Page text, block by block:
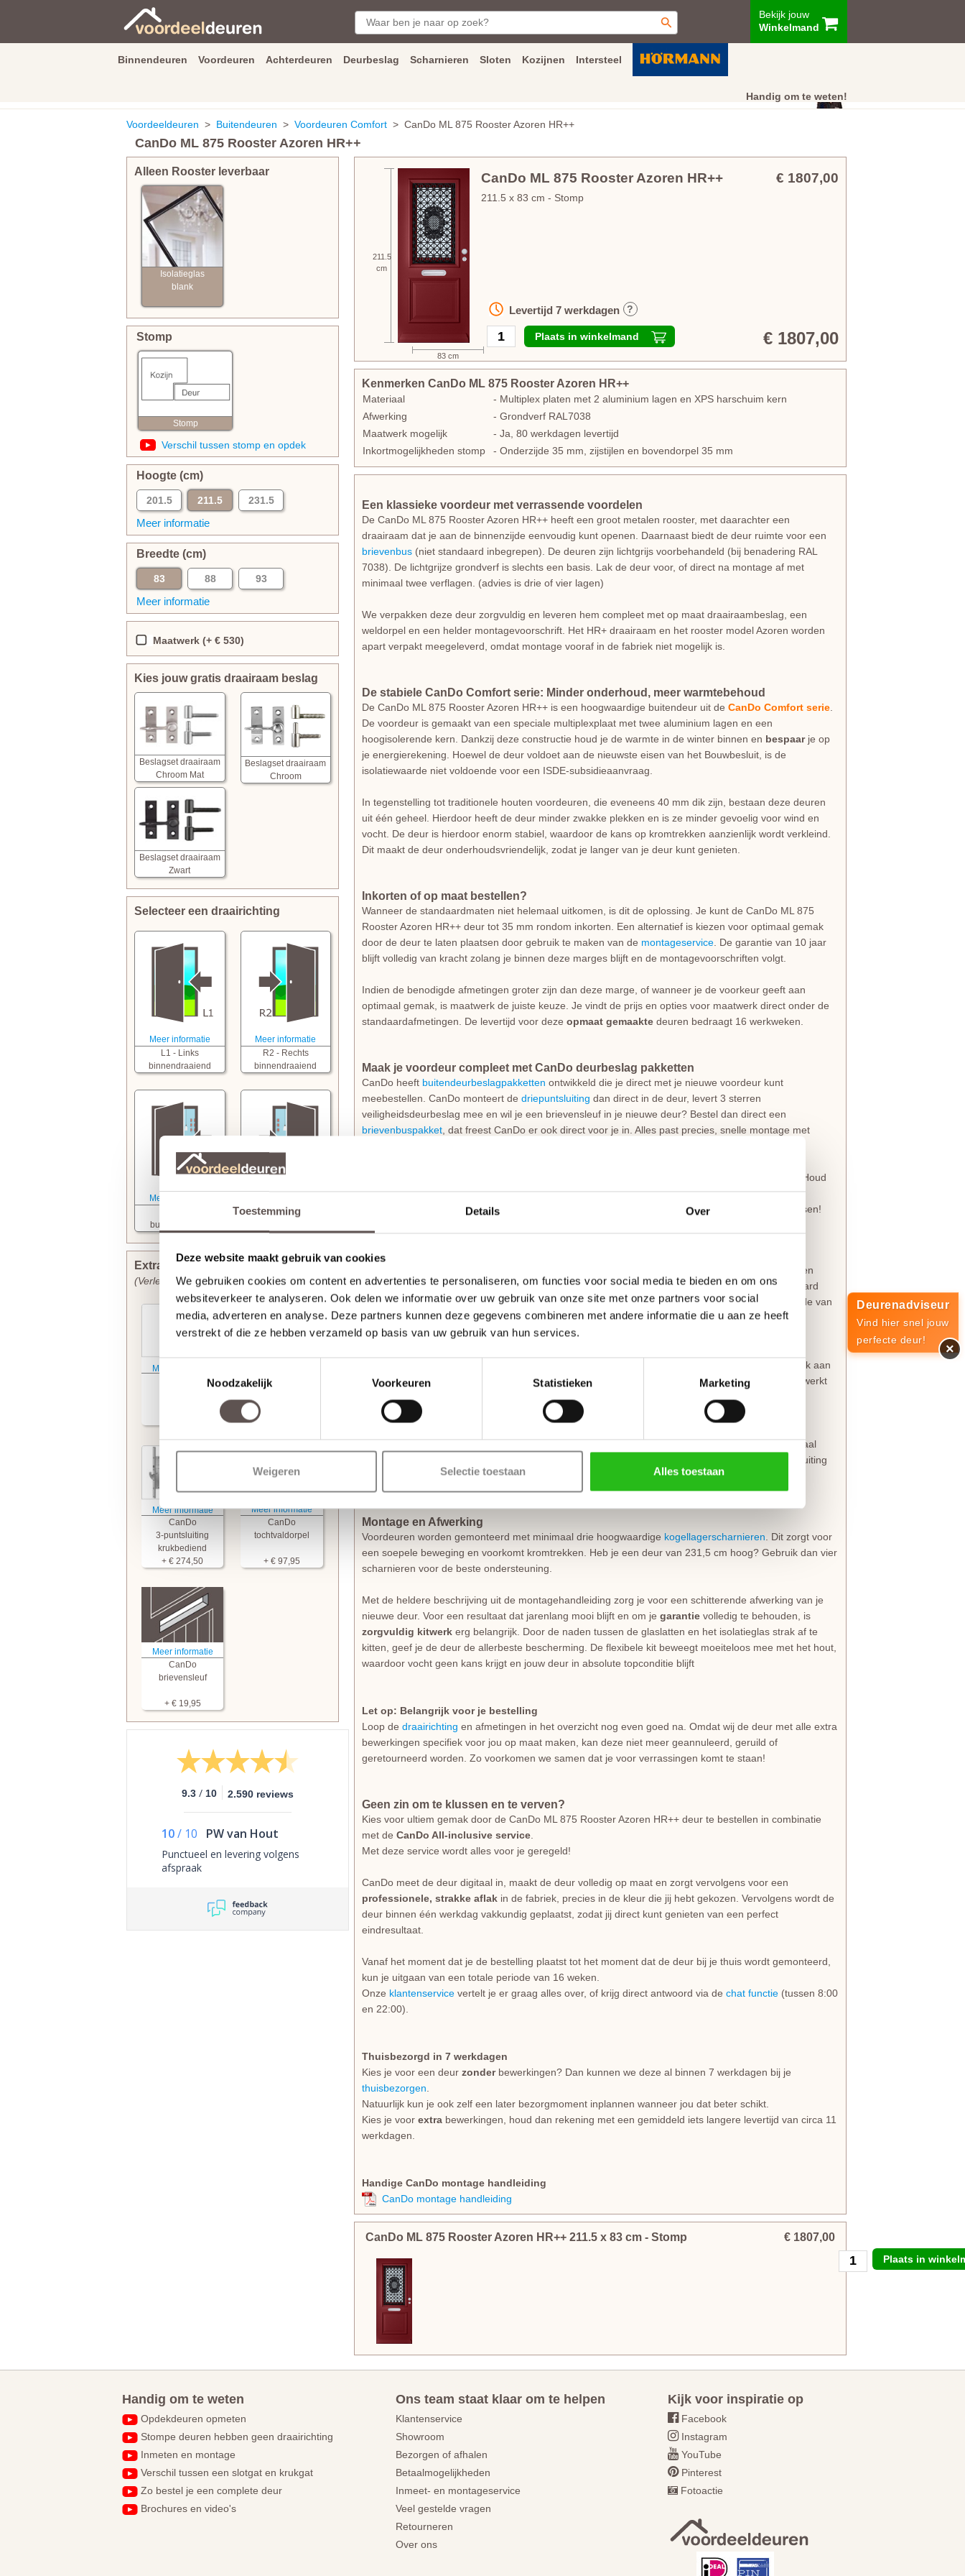
Toestemming Details Over
Deze website maakt gebruik van cookies
We gebruiken cookies om content en advertenties te personaliseren, om functies voor social media te bieden en om ons
websiteverkeer te analyseren. Ook delen we informatie over uw gebruik van onze site met onze partners voor social
media, adverteren en analyse. Deze partners kunnen deze gegevens combineren met andere informatie die u aan ze heeft
verstrekt of die ze hebben verzameld op basis van uw gebruik van hun services.
Noodzakelijk
Voorkeuren Statistieken Marketing
Weigeren Selectie toestaan Alles toestaan
Bekijk jouw
Winkelmand
Binnendeuren Voordeuren Achterdeuren Deurbeslag Scharnieren Sloten Kozijnen Intersteel
Handig om te weten!
Klantenservice
Voordeeldeuren > Buitendeuren > Voordeuren Comfort > CanDo ML 875 Rooster Azoren HR++
CanDo ML 875 Rooster Azoren HR++
Alleen Rooster leverbaar
Isolatieglas
blank
Stomp
Stomp
Verschil tussen stomp en opdek
Hoogte (cm)
201.5 211.5
231.5
Meer informatie
Breedte (cm)
83 88
93
Meer informatie
Maatwerk (+ € 530)
Kies jouw gratis draairaam beslag
Beslagset draairaam
Chroom Mat
Beslagset draairaam
Chroom
Beslagset draairaam
Zwart
Selecteer een draairichting
Meer informatie
L1 - Links
binnendraaiend
Meer informatie
R2 - Rechts
binnendraaiend
Meer informatie
buitendraaiend
R4 - Rechts
Extra bewerkingen toevoegen
(Verlengt de levertijd met 3 werkdagen)
Meer informatie
CanDo
sleutelbediend
Meer informatie
CanDo
3-puntsluiting
krukbediend
+ € 274,50
Meer informatie
CanDo
tochtvaldorpel
+ € 97,95
Meer informatie
CanDo
brievensleuf
+ € 19,95
9.3 / 10 2.590 reviews
10/ 10 PW van Hout
Punctueel en levering volgens
afspraak
211.5
cm
CanDo ML 875 Rooster Azoren HR++ € 1807,00
211.5 x 83 cm - Stomp
Plaats in winkelmand
Levertijd 7werkdagen ?
€ 1807,00
83 cm
Kenmerken CanDo ML 875 Rooster Azoren HR++
Materiaal
- Multiplex platen met 2 aluminium lagen en XPS harschuim kern
Afwerking
- Grondverf RAL7038
Maatwerk mogelijk
- Ja, 80 werkdagen levertijd
Inkortmogelijkheden stomp
- Onderzijde 35 mm, zijstijlen en bovendorpel 35 mm
Een klassieke voordeur met verrassende voordelen
De CanDo ML 875 Rooster Azoren HR++ heeft een groot metalen rooster, met daarachter een
draairaam dat je aan de binnenzijde eenvoudig kunt openen. Daarnaast biedt de deur ruimte voor een
brievenbus (niet standaard inbegrepen). De deuren zijn lichtgrijs voorbehandeld (bij benadering RAL
7038). De lichtgrijze grondverf is slechts een basis. Lak de deur voor, of direct na montage af met
minimaal twee verflagen. (advies is drie of vier lagen)
We verpakken deze deur zorgvuldig en leveren hem compleet met op maat draairaambeslag, een
weldorpel en een helder montagevoorschrift. Het HR+ draairaam en het rooster model Azoren worden
apart verpakt meegeleverd, omdat montage vooraf in de fabriek niet mogelijk is.
De stabiele CanDo Comfort serie: Minder onderhoud, meer warmtebehoud
De CanDo ML 875 Rooster Azoren HR++ is een hoogwaardige buitendeur uit de CanDo Comfort serie
De voordeur is gemaakt van een speciale multiplexplaat met twee aluminium lagen en een
hoogisolerende kern. Dankzij deze constructie houd je de warmte in de winter binnen en bespaarje op
je energierekening. Hoewel de deur voldoet aan de nieuwste eisen van het Bouwbesluit, is de
isolatiewaarde niet voldoende voor een ISDE-subsidieaanvraag.
In tegenstelling tot traditionele houten voordeuren, die eveneens 40 mm dik zijn, bestaan deze deuren
uit één geheel. Hierdoor heeft de deur minder zwakke plekken en is ze minder gevoelig voor wind en
vocht. De deur is hierdoor enorm stabiel, waardoor de kans op kromtrekken aanzienlijk wordt verkleind.
Dit maakt de deur onderhoudsvriendelijk, zodat je langer van je deur kunt genieten.
Inkorten of op maat bestellen?
Wanneer de standaardmaten niet helemaal uitkomen, is dit de oplossing. Je kunt de CanDo ML 875
Rooster Azoren HR++ deur tot 35 mm rondom inkorten. Een alternatief is kiezen voor optimaal gemak
door de deur te laten plaatsen door gebruik te maken van de montageservice . De garantie van 10 jaar
blijft volledig van kracht zolang je binnen deze marges blijft en de montagevoorschriften volgt.
Indien de benodigde afmetingen groter zijn dan deze marge, of wanneer je de voorkeur geeft aan
optimaal gemak, is maatwerk de juiste keuze. Je vindt de prijs en opties voor maatwerk direct onder de
standaardafmetingen. De levertijd voor deze opmaat gemaakte deuren bedraagt 16 werkweken.
Maak je voordeur compleet met CanDo deurbeslag pakketten
CanDo heeft buitendeurbeslagpakketten ontwikkeld die je direct met je nieuwe voordeur kunt
meebestellen. CanDo monteert de driepuntsluiting dan direct in de deur, levert 3 sterren
veiligheidsdeurbeslag mee en wil je een brievensleuf in je nieuwe deur? Bestel dan direct een
brievenbuspakket , dat freest CanDo er ook direct voor je in. Alles past precies, snelle montage met
Je ontvangt deze deur als een basisdeur, zodat je deze nog volledig naar wens kunt aanpassen. Houd
er rekening mee dat de deur standaard wordt geleverdzonderkozijn, deurbeslag, slotgat of
. Dit geeft je de vrijheid om zelf de perfecte accessoires te kiezen die bij jouw stijl passen!
Extra bewerkingen naar wens
of een
tochtvaldorpel in de deur frezen. De hoogte van een slotgat of 3-puntsluiting wordt op een standaard
hoogte aangebracht. De deurkruk zit altijd op een hoogte van 105 cm gemeten vanaf de onderzijde van
de deur.
aan de buitenkant en een deurkruk aan
de binnenkant. Dit type
sleutelbediendis ideaal voor voordeuren. De infrezing wordt netjes afgewerkt
is ideaal
voor achter- of balkondeuren. De infrezing wordt netjes afgewerkt met grondverf en de driepuntsluiting
wordt direct gemonteerd. (exclusiefdeurkruk
Montage en Afwerking
Voordeuren worden gemonteerd met minimaal drie hoogwaardige kogellagerscharnieren . Dit zorgt voor
een soepele beweging en voorkomt kromtrekken. Heb je een deur van 231,5 cm hoog? Gebruik dan vier
scharnieren voor de beste ondersteuning.
Met de heldere beschrijving uit de montagehandleiding zorg je voor een schitterende afwerking van je
nieuwe deur. Voor een resultaat dat jarenlang mooi blijft en om je garantie volledig te behouden, is
zorgvuldig kitwerk erg belangrijk. Door de naden tussen de glaslatten en het isolatieglas strak af te
kitten, geef je de deur de allerbeste bescherming. De flexibele kit beweegt moeiteloos mee met het hout,
waardoor vocht geen kans krijgt en jouw deur in absolute topconditie blijft
Let op: Belangrijk voor je bestelling
Loop de draairichting en afmetingen in het overzicht nog even goed na. Omdat wij de deur met alle extra
bewerkingen specifiek voor jou op maat maken, kan deze niet meer geannuleerd, geruild of
geretourneerd worden. Zo voorkomen we samen dat je voor verrassingen komt te staan!
Geen zin om te klussen en te verven?
Kies voor ultiem gemak door de CanDo ML 875 Rooster Azoren HR++ deur te bestellen in combinatie
met de CanDo All-inclusive service
Met deze service wordt alles voor je geregeld!
CanDo meet de deur digitaal in, maakt de deur volledig op maat en zorgt vervolgens voor een
professionele, strakke aflak in de fabriek, precies in de kleur die jij hebt gekozen. Vervolgens wordt de
deur binnen één werkdag vakkundig geplaatst, zodat jij direct kunt genieten van een perfect
eindresultaat.
Vanaf het moment dat je de bestelling plaatst tot het moment dat de deur bij je thuis wordt gemonteerd,
kun je uitgaan van een totale periode van 16 weken.
Onze klantenservice vertelt je er graag alles over, of krijg direct antwoord via de chat functie (tussen 8:00
en 22:00).
Thuisbezorgd in 7 werkdagen
Kies je voor een deur zonderbewerkingen? Dan kunnen we deze al binnen 7 werkdagen bij je
thuisbezorgen
Natuurlijk kun je ook zelf een later bezorgmoment inplannen wanneer jou dat beter schikt.
Kies je voor extra bewerkingen, houd dan rekening met een gemiddeld iets langere levertijd van circa 11
werkdagen.
Handige CanDo montage handleiding
CanDo montage handleiding
CanDo ML 875 Rooster Azoren HR++ 211.5 x 83 cm - Stomp € 1807,00
Plaats in
Handig om te weten
Opdekdeuren opmeten
Stompe deuren hebben geen draairichting
Inmeten en montage
Verschil tussen een slotgat en krukgat
Zo bestel je een complete deur
Brochures en video's
Ons team staat klaar om te helpen
Klantenservice
Showroom
Bezorgen of afhalen
Betaalmogelijkheden
Inmeet- en montageservice
Veel gestelde vragen
Retourneren
Over ons
Kijk voor inspiratie op
Facebook
Instagram
YouTube
Pinterest
Fotoactie
Deurenadviseur
Vind hier snel jouw
perfecte deur!
×